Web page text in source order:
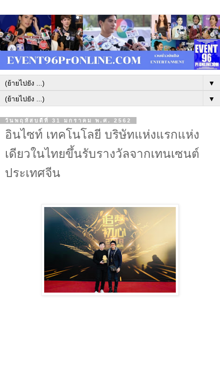
▼
▼
วันพฤหัสบดีที่ 31 มกราคม พ.ศ. 2562
อินไซท์ เทคโนโลยี บริษัทแห่งแรกแห่ง
เดียวในไทยขึ้นรับรางวัลจากเทนเซนต์
ประเทศจีน